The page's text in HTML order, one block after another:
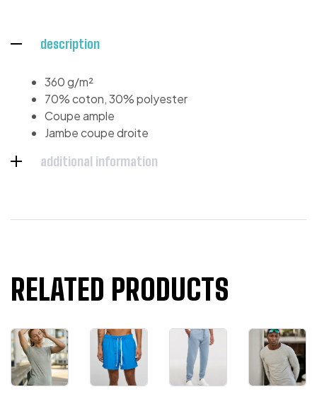
description
360 g/m²
70% coton, 30% polyester
Coupe ample
Jambe coupe droite
additional information
RELATED PRODUCTS